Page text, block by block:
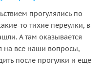
прогулялись по
то тихие переулки, в
А там оказывается
на все наши вопросы,
после прогулки и еще